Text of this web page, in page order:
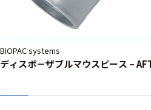
BIOPAC systems
ディスポ－ザブルマウスピース –